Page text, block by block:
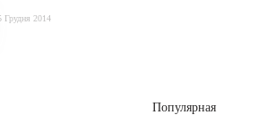
Грудня 2014
Популярная